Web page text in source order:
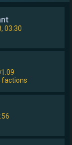
03:30
factions